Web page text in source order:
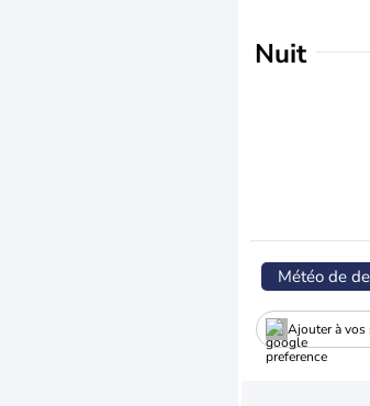
Nuit
Météo de
Ajouter à vos